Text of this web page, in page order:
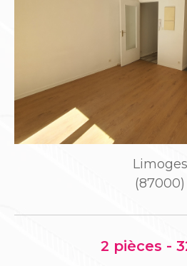
Limoges
(87000)
2 pièces -